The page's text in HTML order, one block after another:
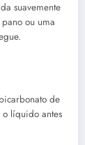
suavemente
ou uma
de
o líquido antes